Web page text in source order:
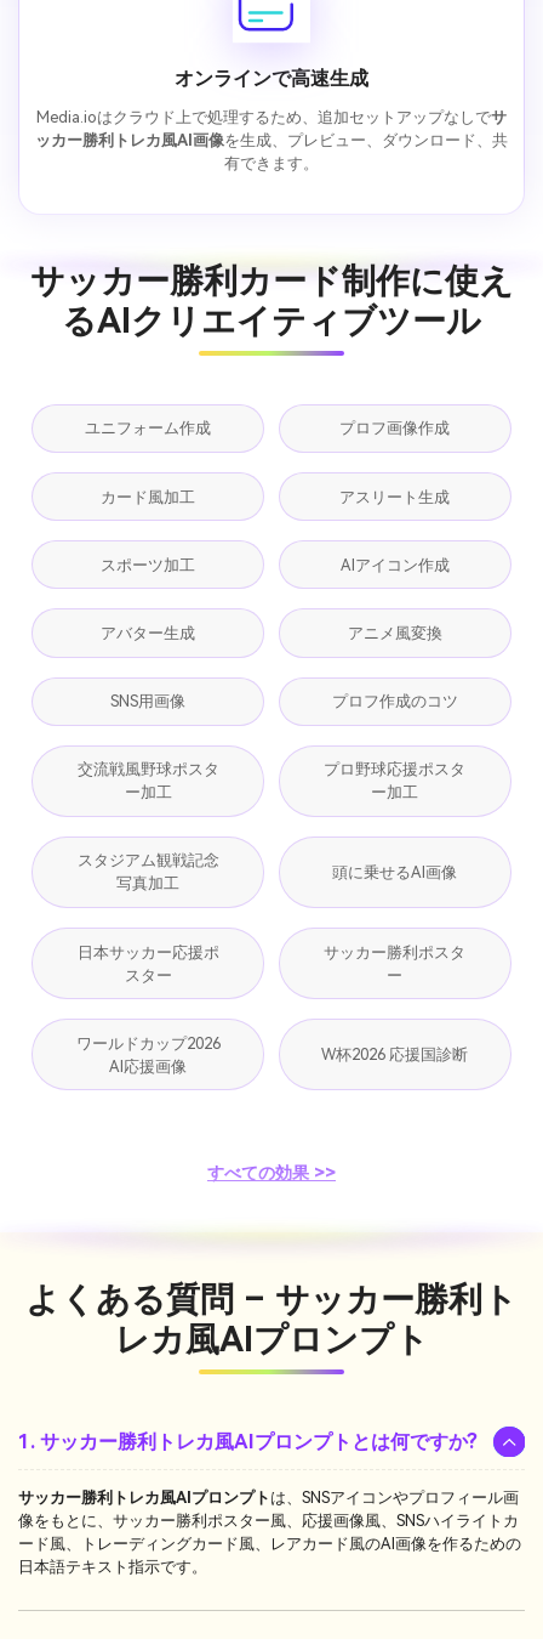
オンラインで高速生成
Media.ioはクラウド上で処理するため、追加セットアップなしでサ
ッカー勝利トレカ風AI画像を生成、プレビュー、ダウンロード、共
有できます。
サッカー勝利カード制作に使え
るAIクリエイティブツール
ユニフォーム作成 プロフ画像作成
カード風加工 アスリート生成
スポーツ加工 AIアイコン作成
アバター生成 アニメ風変換
SNS用画像 プロフ作成のコツ
交流戦風野球ポスタ
ー加工
プロ野球応援ポスタ
ー加工
スタジアム観戦記念
写真加工
頭に乗せるAI画像
日本サッカー応援ポ
スター
サッカー勝利ポスタ
ー
ワールドカップ2026
AI応援画像
W杯2026 応援国診断
すべての効果 >>
よくある質問 – サッカー勝利ト
レカ風AIプロンプト
1. サッカー勝利トレカ風AIプロンプトとは何ですか?
サッカー勝利トレカ風AIプロンプト は、SNSアイコンやプロフィール画
像をもとに、サッカー勝利ポスター風、応援画像風、SNSハイライトカ
ード風、トレーディングカード風、レアカード風のAI画像を作るための
日本語テキスト指示です。